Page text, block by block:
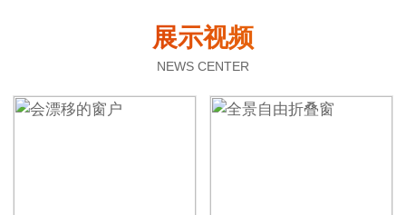
展示视频
NEWS CENTER